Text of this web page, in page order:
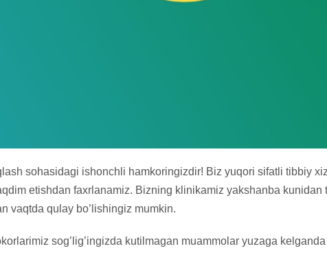
sohasidagi ishonchli hamkoringizdir! Biz yuqori sifatli tibbiy
etishdan faxrlanamiz. Bizning klinikamiz yakshanba kunidan
vaqtda qulay bo’lishingiz mumkin.
sog’lig’ingizda kutilmagan muammolar yuzaga